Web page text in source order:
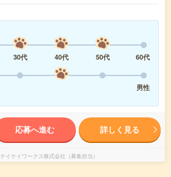
30代 40代 50代
60代
男性
応募へ進む 詳しく見る
テイケイワークス株式会社（募集担当）